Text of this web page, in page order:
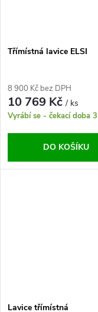
Třímístná lavice ELSI
8 900 Kč bez DPH
10 769 Kč/ ks
Vyrábí se - čekací doba
DO KOŠÍKU
Lavice třímístná